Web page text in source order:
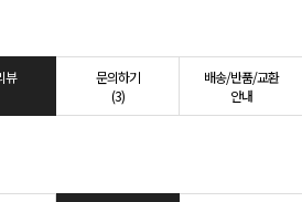
뷰
문의하기
(3)
배송/반품/교환
안내